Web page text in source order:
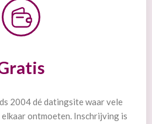
2004 dé datingsite waar vele
ontmoeten. Inschrijving is